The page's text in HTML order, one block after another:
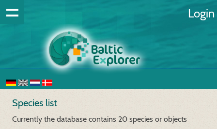
Login
Species list
Currently the database contains 20 species or objects